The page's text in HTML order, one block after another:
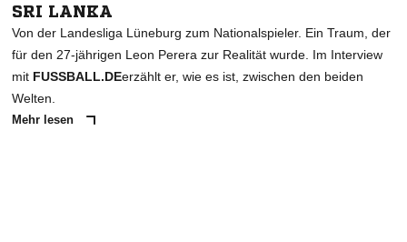
SRI LANKA
Von der Landesliga Lüneburg zum Nationalspieler. Ein Traum, der
für den 27-jährigen Leon Perera zur Realität wurde. Im Interview
mit FUSSBALL.DEerzählt er, wie es ist, zwischen den beiden
Welten.
Mehr lesen